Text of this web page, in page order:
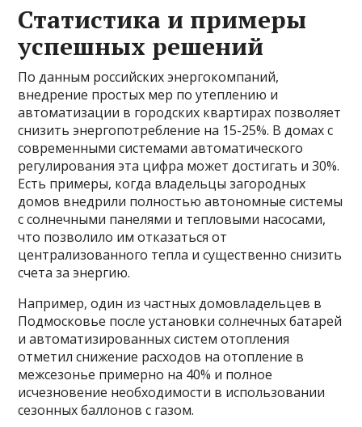
Статистика и примеры
успешных решений
По данным российских энергокомпаний,
внедрение простых мер по утеплению и
автоматизации в городских квартирах позволяет
снизить энергопотребление на 15-25%. В домах с
современными системами автоматического
регулирования эта цифра может достигать и 30%.
Есть примеры, когда владельцы загородных
домов внедрили полностью автономные системы
с солнечными панелями и тепловыми насосами,
что позволило им отказаться от
централизованного тепла и существенно снизить
счета за энергию.
Например, один из частных домовладельцев в
Подмосковье после установки солнечных батарей
и автоматизированных систем отопления
отметил снижение расходов на отопление в
межсезонье примерно на 40% и полное
исчезновение необходимости в использовании
сезонных баллонов с газом.